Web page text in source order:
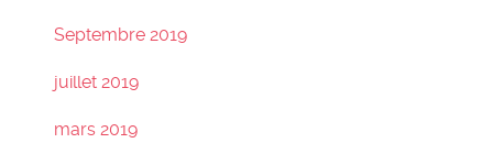
Septembre 2019
juillet 2019
mars 2019